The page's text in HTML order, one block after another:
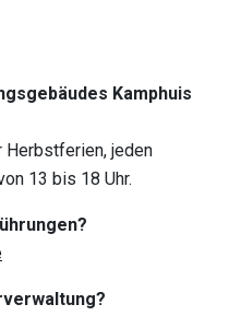
Kamphuis
Herbstferien, jeden
13 bis 18 Uhr.